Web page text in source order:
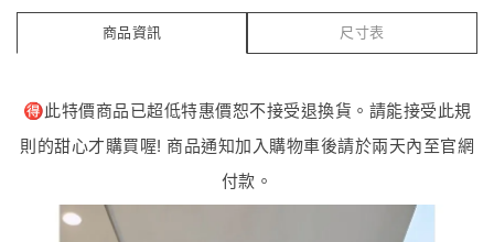
商品資訊 尺寸表
🉐️此特價商品已超低特惠價恕不接受退換貨。請能接受此規
則的甜心才購買喔! 商品通知加入購物車後請於兩天內至官網
付款。